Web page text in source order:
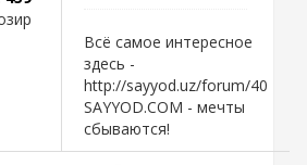
Всё самое интересное
здесь -
http://sayyod.uz/forum/40
SAYYOD.COM - мечты
сбываются!